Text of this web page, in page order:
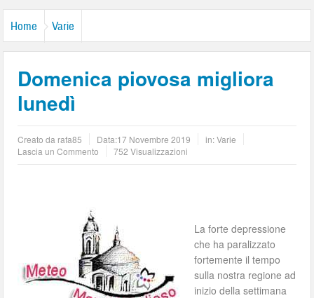
Home Varie
Domenica piovosa migliora
lunedì
Creato da rafa85 Data:17 Novembre 2019 in:Varie
Lascia un Commento
752 Visualizzazioni
La forte depressione
che ha paralizzato
fortemente il tempo
sulla nostra regione ad
inizio della settimana